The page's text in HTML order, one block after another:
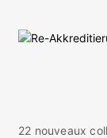
22 nouveaux